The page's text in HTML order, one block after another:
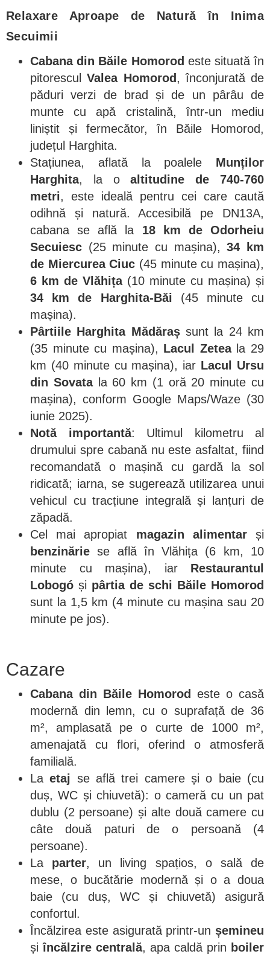
Relaxare Aproape de Natură în Inima
Secuimii
Cabana din Băile Homorod este situată în
pitoresculValea Homorod , înconjurată de
păduri verzi de brad și de un pârâu de
munte cu apă cristalină, într-un mediu
liniștit și fermecător, în Băile Homorod,
județul Harghita.
Stațiunea, aflată la poalele Munților
Harghita, la oaltitudine de 740-760
metri, este ideală pentru cei care caută
odihnă și natură. Accesibilă pe DN13A,
cabana se află la 18 km de Odorheiu
Secuiesc (25 minute cu mașina),34 km
de Miercurea Ciuc (45 minute cu mașina),
6 km de Vlăhița(10 minute cu mașina) și
34 km de Harghita-Băi (45 minute cu
mașina).
Pârtiile Harghita Mădărașsunt la 24 km
(35 minute cu mașina), Lacul Zeteala 29
km (40 minute cu mașina), iar Lacul Ursu
din Sovatala 60 km (1 oră 20 minute cu
mașina), conform Google Maps/Waze (30
iunie 2025).
Notă importantă: Ultimul kilometru al
drumului spre cabană nu este asfaltat, fiind
recomandată o mașină cu gardă la sol
ridicată; iarna, se sugerează utilizarea unui
vehicul cu tracțiune integrală și lanțuri de
zăpadă.
Cel mai apropiat magazin alimentarși
benzinărie se află în Vlăhița (6 km, 10
minute cu mașina), iar Restaurantul
Lobogó și pârtia de schi Băile Homorod
sunt la 1,5 km (4 minute cu mașina sau 20
minute pe jos).
Cazare
Cabana din Băile Homorod
este o casă
modernă din lemn, cu o suprafață de 36
m², amplasată pe o curte de 1000 m²,
amenajată cu flori, oferind o atmosferă
familială.
Laetaj se află trei camere și o baie (cu
duș, WC și chiuvetă): o cameră cu un pat
dublu (2 persoane) și alte două camere cu
câte două paturi de o persoană (4
persoane).
La parter, un living spațios, o sală de
mese, o bucătărie modernă și o a doua
baie (cu duș, WC și chiuvetă) asigură
confortul.
Încălzirea este asigurată printr-un șemineu
șiîncălzire centrală, apa caldă prin boiler